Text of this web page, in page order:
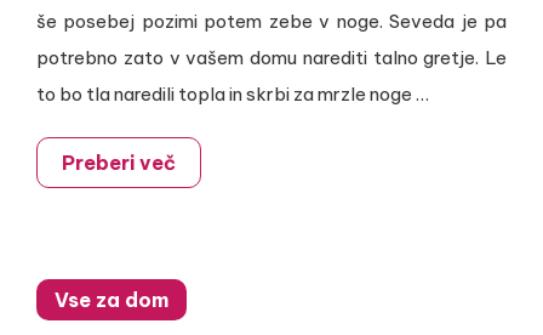
še posebej pozimi potem zebe v noge. Seveda je pa
potrebno zato v vašem domu narediti talno gretje. Le
to bo tla naredili topla in skrbi za mrzle noge …
Preberi več
Vse za dom